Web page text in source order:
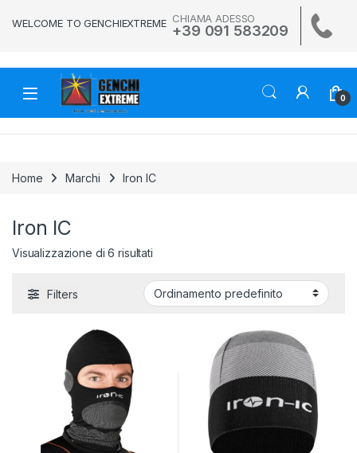
WELCOME TO GENCHIEXTREME CHIAMA ADESSO
+39 091 583209
0
Home Marchi Iron IC
Iron IC
Visualizzazione di 6 risultati
Filters